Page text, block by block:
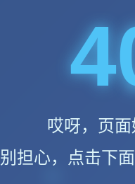
哎呀，页面
别担心，点击下